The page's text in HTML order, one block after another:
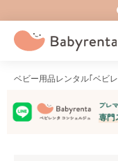
ベビー用品レンタル｢ベビ